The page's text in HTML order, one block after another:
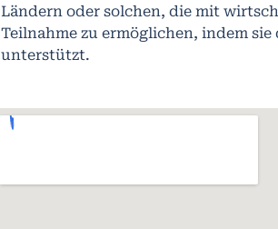
Ländern oder solchen, die mit
Teilnahme zu ermöglichen, indem
unterstützt.